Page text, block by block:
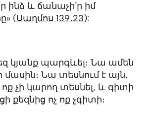
ինձ և ճանաչի՛ր իմ
(Սաղմոս 139․23):
կյանք պարգևել։ Նա ամեն
Նա տեսնում է այն,
ոք չի կարող տեսնել, և գիտի
քեզնից ոչ ոք չգիտի։